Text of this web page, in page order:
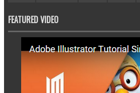
FEATURED VIDEO